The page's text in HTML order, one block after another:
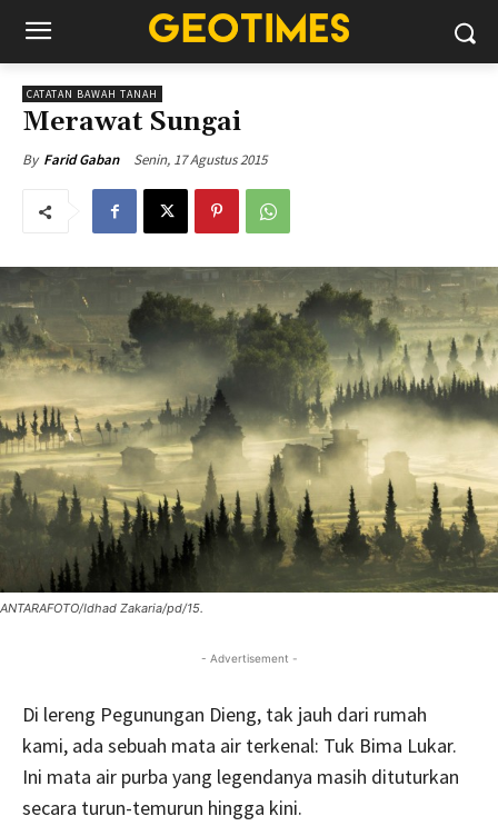
CATATAN BAWAH TANAH
Merawat Sungai
By Farid Gaban Senin, 17 Agustus 2015
ANTARAFOTO/Idhad Zakaria/pd/15.
- Advertisement -
Di lereng Pegunungan Dieng, tak jauh dari rumah
kami, ada sebuah mata air terkenal: Tuk Bima Lukar.
Ini mata air purba yang legenda­nya masih dituturkan
secara turun-­temurun hingga kini.